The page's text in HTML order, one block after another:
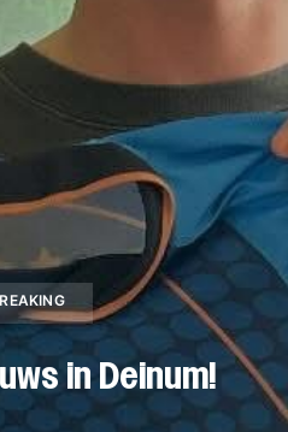
in Deinum!